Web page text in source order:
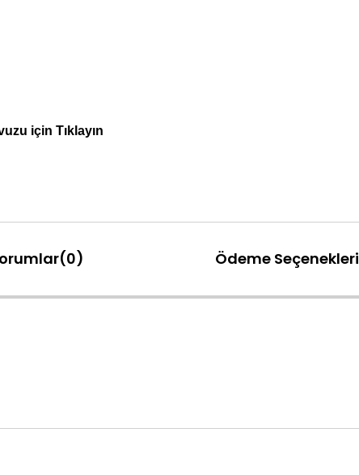
için Tıklayın
(0) Ödeme Seçenekleri